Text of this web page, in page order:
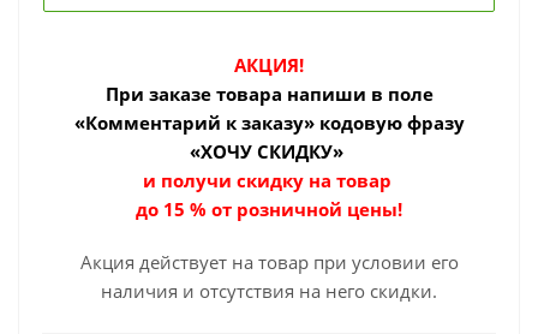
АКЦИЯ!
При заказе товара напиши в поле
«Комментарий к заказу» кодовую фразу
«ХОЧУ СКИДКУ»
и получи скидку на товар
до 15 % от розничной цены!
Акция действует на товар при условии его
наличия и отсутствия на него скидки.